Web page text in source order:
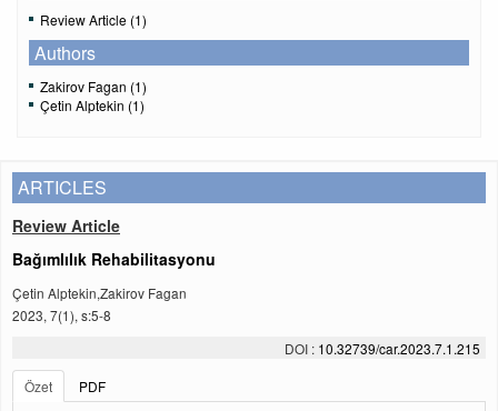
Review Article (1)
Authors
Zakirov Fagan (1)
Çetin Alptekin (1)
ARTICLES
Review Article
Bağımlılık Rehabilitasyonu
Çetin Alptekin,Zakirov Fagan
2023, 7(1), s:5-8
DOI : 10.32739/car.2023.7.1.215
Özet
PDF